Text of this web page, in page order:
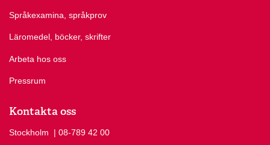
Språkexamina, språkprov
Läromedel, böcker, skrifter
Arbeta hos oss
Pressrum
Kontakta oss
Stockholm Ring Stockholm på
| 08-789 42 00